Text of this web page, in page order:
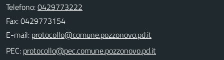
Telefono:0429773222
Fax: 0429773154
E-mail:
PEC: